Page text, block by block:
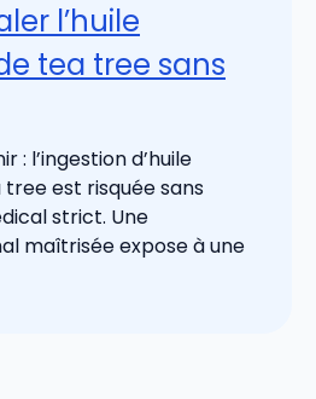
l’huile
tea tree sans
: l’ingestion d’huile
est risquée sans
strict. Une
maîtrisée expose à une